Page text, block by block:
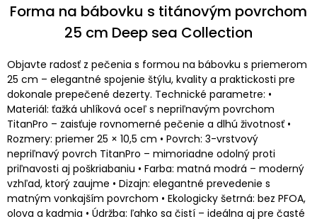
Forma na bábovku s titánovým povrchom
25 cm Deep sea Collection
Objavte radosť z pečenia s formou na bábovku s priemerom
25 cm – elegantné spojenie štýlu, kvality a praktickosti pre
dokonale prepečené dezerty. Technické parametre: •
Materiál: ťažká uhlíková oceľ s nepriľnavým povrchom
TitanPro – zaisťuje rovnomerné pečenie a dlhú životnosť •
Rozmery: priemer 25 × 10,5 cm • Povrch: 3-vrstvový
nepriľnavý povrch TitanPro – mimoriadne odolný proti
priľnavosti aj poškriabaniu • Farba: matná modrá – moderný
vzhľad, ktorý zaujme • Dizajn: elegantné prevedenie s
matným vonkajším povrchom • Ekologicky šetrná: bez PFOA,
olova a kadmia • Údržba: ľahko sa čistí – ideálna aj pre časté